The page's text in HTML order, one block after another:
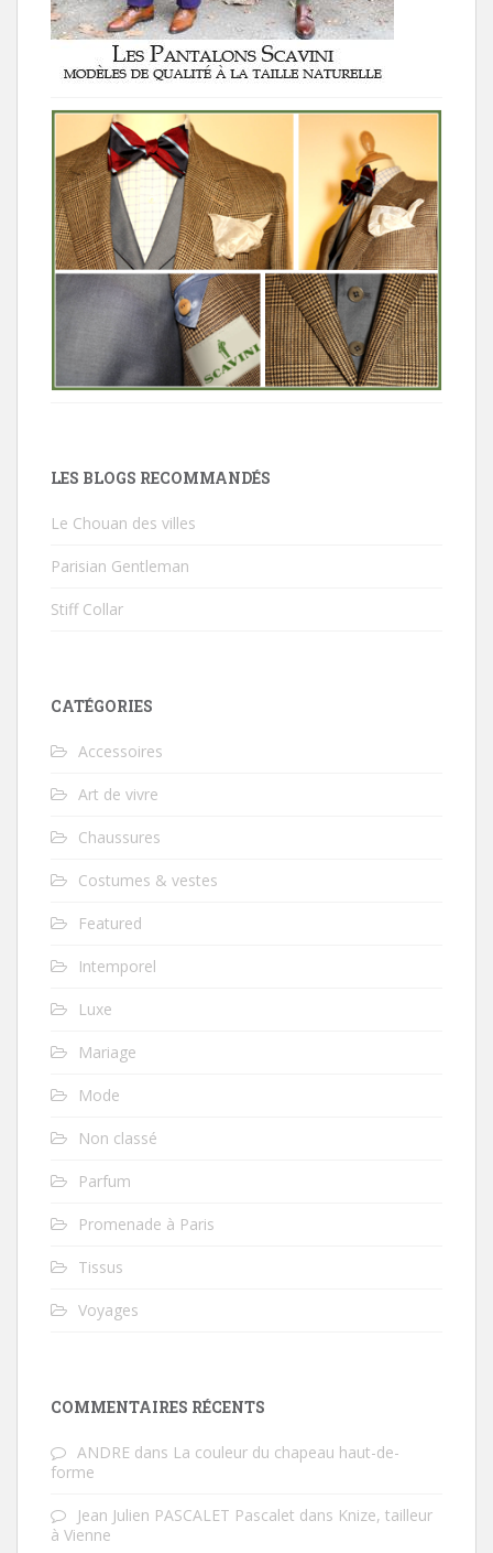
LES BLOGS RECOMMANDÉS
Le Chouan des villes
Parisian Gentleman
Stiff Collar
CATÉGORIES
Accessoires
Art de vivre
Chaussures
Costumes & vestes
Featured
Intemporel
Luxe
Mariage
Mode
Non classé
Parfum
Promenade à Paris
Tissus
Voyages
COMMENTAIRES RÉCENTS
ANDRE dans La couleur du chapeau haut-de-
forme
Jean Julien PASCALET Pascalet dans Knize, tailleur
à Vienne